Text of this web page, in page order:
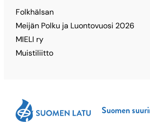
Folkhälsan
Meijän Polku ja Luontovuosi 2026
MIELI ry
Muistiliitto
Suomen